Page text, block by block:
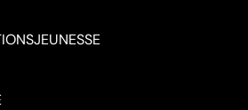
JEUNESSE